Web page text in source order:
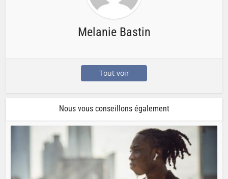
Melanie Bastin
Tout voir
Nous vous conseillons également